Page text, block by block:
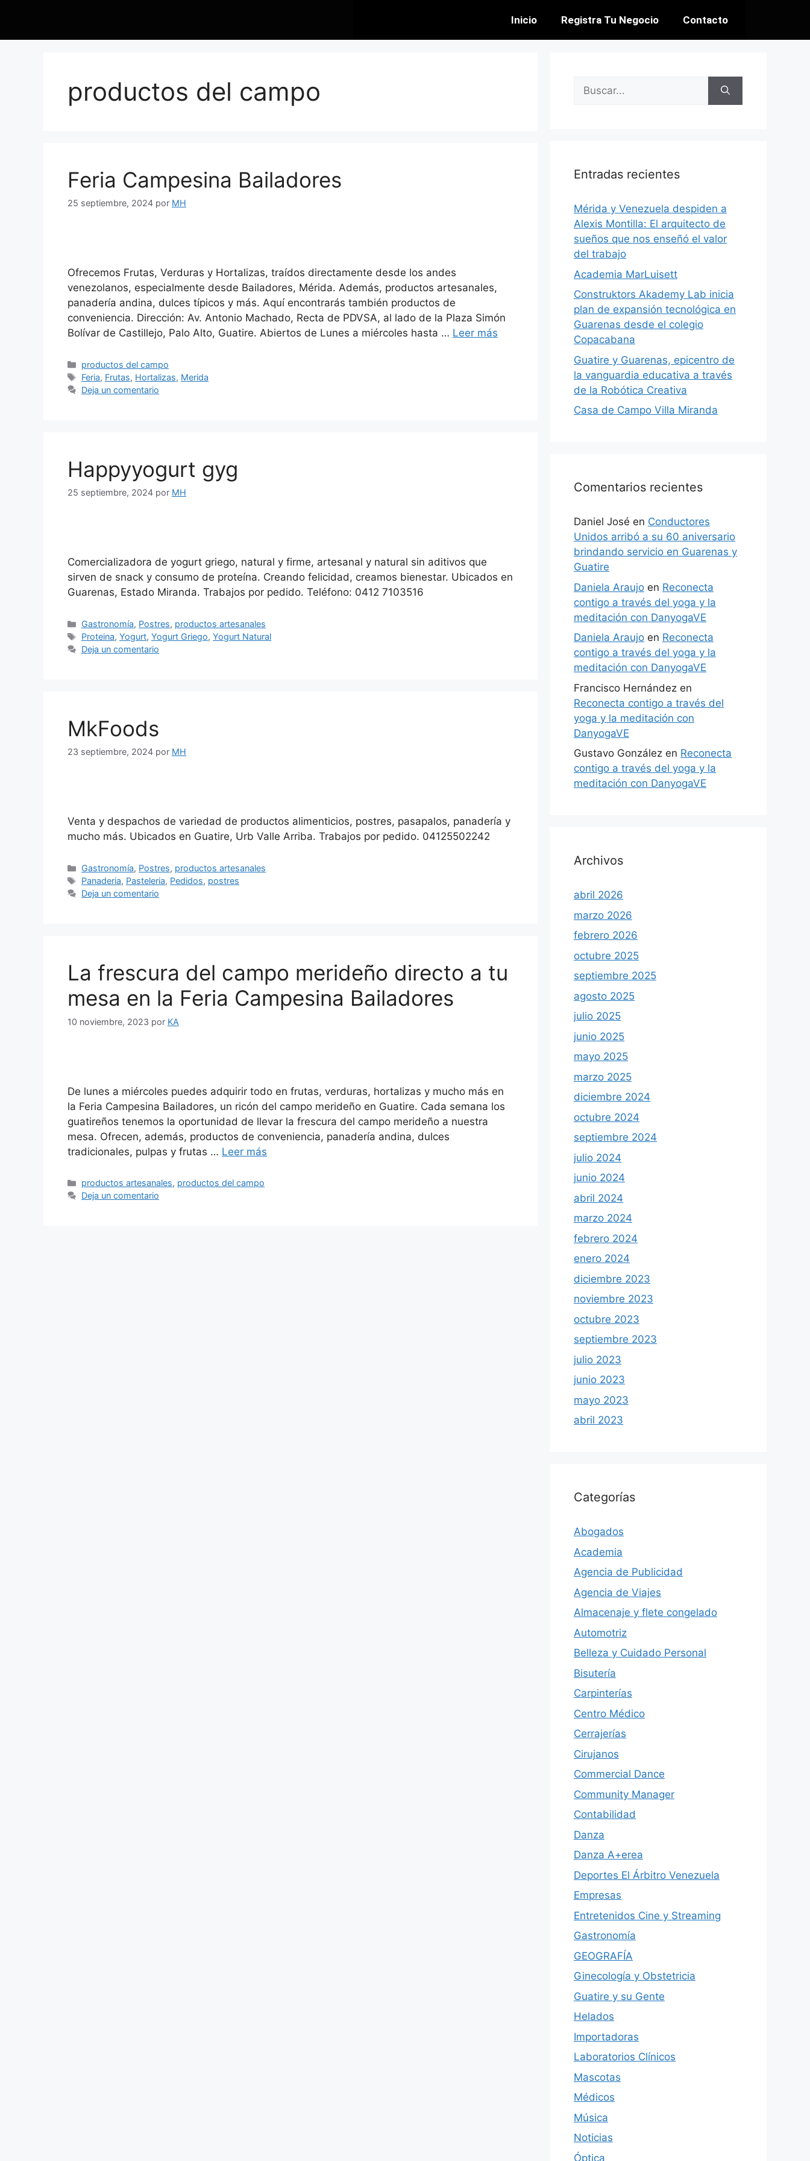
Inicio Registra Tu Negocio Contacto
productos del campo
Feria Campesina Bailadores
25 septiembre, 2024 por MH
Ofrecemos Frutas, Verduras y Hortalizas, traídos directamente desde los andes
venezolanos, especialmente desde Bailadores, Mérida. Además, productos artesanales,
panadería andina, dulces típicos y más. Aquí encontrarás también productos de
conveniencia. Dirección: Av. Antonio Machado, Recta de PDVSA, al lado de la Plaza Simón
Bolívar de Castillejo, Palo Alto, Guatire. Abiertos de Lunes a miércoles hasta … Leer más
productos del campo
Feria, Frutas, Hortalizas, Merida
Deja un comentario
Happyyogurt gyg
25 septiembre, 2024 por MH
Comercializadora de yogurt griego, natural y firme, artesanal y natural sin aditivos que
sirven de snack y consumo de proteína. Creando felicidad, creamos bienestar. Ubicados en
Guarenas, Estado Miranda. Trabajos por pedido. Teléfono: 0412 7103516
Gastronomía, Postres, productos artesanales
Proteina,Yogurt,Yogurt Griego,Yogurt Natural
Deja un comentario
MkFoods
23 septiembre, 2024 por MH
Venta y despachos de variedad de productos alimenticios, postres, pasapalos, panadería y
mucho más. Ubicados en Guatire, Urb Valle Arriba. Trabajos por pedido. 04125502242
Gastronomía, Postres, productos artesanales
Panaderia, Pasteleria, Pedidos, postres
Deja un comentario
La frescura del campo merideño directo a tu
mesa en la Feria Campesina Bailadores
10 noviembre, 2023 por KA
De lunes a miércoles puedes adquirir todo en frutas, verduras, hortalizas y mucho más en
la Feria Campesina Bailadores, un ricón del campo merideño en Guatire. Cada semana los
guatireños tenemos la oportunidad de llevar la frescura del campo merideño a nuestra
mesa. Ofrecen, además, productos de conveniencia, panadería andina, dulces
tradicionales, pulpas y frutas … Leer más
productos artesanales, productos del campo
Deja un comentario
Entradas recientes
​Mérida y Venezuela despiden a
Alexis Montilla: El arquitecto de
sueños que nos enseñó el valor
del trabajo
Academia MarLuisett
Construktors Akademy Lab inicia
plan de expansión tecnológica en
Guarenas desde el colegio
Copacabana
Guatire y Guarenas, epicentro de
la vanguardia educativa a través
de la Robótica Creativa
Casa de Campo Villa Miranda
Comentarios recientes
Daniel José en Conductores
Unidos arribó a su 60 aniversario
brindando servicio en Guarenas y
Guatire
Daniela Araujo en Reconecta
contigo a través del yoga y la
meditación con DanyogaVE
Daniela Araujo en Reconecta
contigo a través del yoga y la
meditación con DanyogaVE
Francisco Hernández en
Reconecta contigo a través del
yoga y la meditación con
DanyogaVE
Gustavo González en Reconecta
contigo a través del yoga y la
meditación con DanyogaVE
Archivos
abril 2026
marzo 2026
febrero 2026
octubre 2025
septiembre 2025
agosto 2025
julio 2025
junio 2025
mayo 2025
marzo 2025
diciembre 2024
octubre 2024
septiembre 2024
julio 2024
junio 2024
abril 2024
marzo 2024
febrero 2024
enero 2024
diciembre 2023
noviembre 2023
octubre 2023
septiembre 2023
julio 2023
junio 2023
mayo 2023
abril 2023
Categorías
Abogados
Academia
Agencia de Publicidad
Agencia de Viajes
Almacenaje y flete congelado
Automotriz
Belleza y Cuidado Personal
Bisutería
Carpinterías
Centro Médico
Cerrajerías
Cirujanos
Commercial Dance
Community Manager
Contabilidad
Danza
Danza A+erea
Deportes El Árbitro Venezuela
Empresas
Entretenidos Cine y Streaming
Gastronomía
GEOGRAFÍA
Ginecología y Obstetricia
Guatire y su Gente
Helados
Importadoras
Laboratorios Clínicos
Mascotas
Médicos
Música
Noticias
Óptica